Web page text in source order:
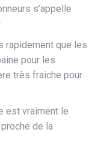
s’appelle
rapidement que les
pour les
très fraiche pour
est vraiment le
de la